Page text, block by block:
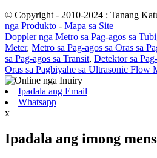
© Copyright - 2010-2024 : Tanang
nga Produkto - Mapa sa Site
Doppler nga Metro sa Pag-agos sa
Meter, Metro sa Pag-agos sa Oras sa
sa Pag-agos sa Transit, Detektor sa
Oras sa Pagbiyahe sa Ultrasonic Flow
Ipadala ang Email
Whatsapp
x
Ipadala ang imong